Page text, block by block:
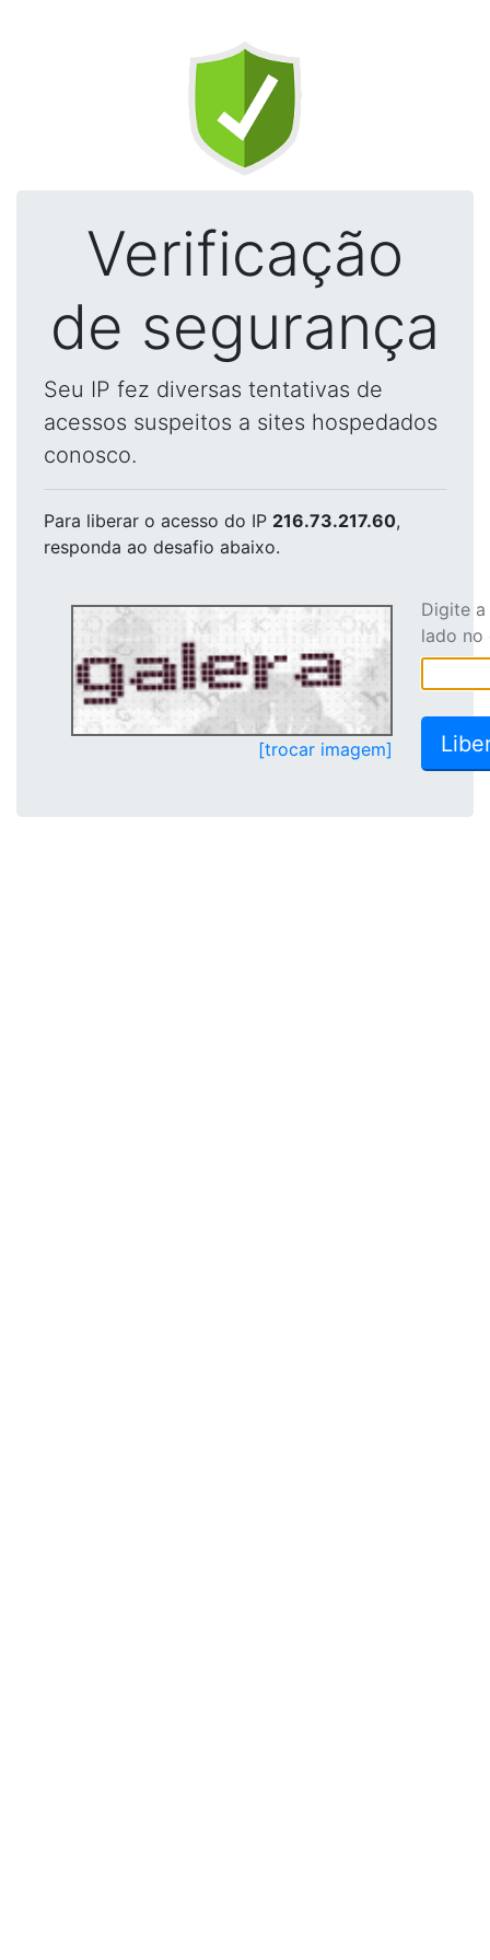
Verificação
de segurança
Seu IP fez diversas tentativas de
acessos suspeitos a sites hospedados
conosco.
Para liberar o acesso do IP 216.73.217.60,
responda ao desafio abaixo.
[trocar imagem]
Digite
lado no